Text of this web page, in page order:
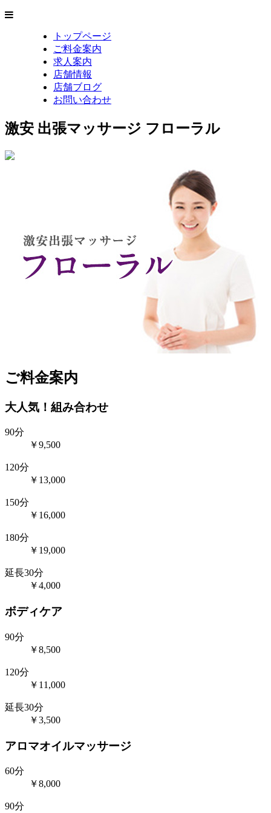
トップページ
ご料金案内
求人案内
店舗情報
店舗ブログ
お問い合わせ
激安 出張マッサージ フローラル
ご料金案内
大人気！組み合わせ
90分
￥9,500
120分
￥13,000
150分
￥16,000
180分
￥19,000
延長30分
￥4,000
ボディケア
90分
￥8,500
120分
￥11,000
延長30分
￥3,500
アロマオイルマッサージ
60分
￥8,000
90分